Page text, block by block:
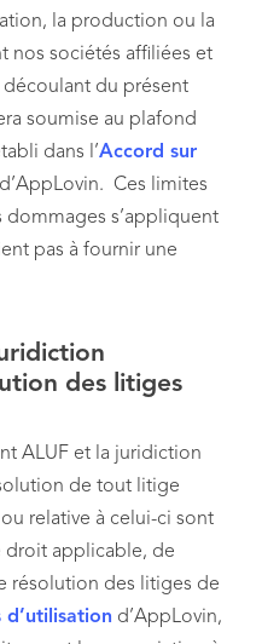
la production ou la
nos sociétés affiliées et
découlant du présent
soumise au plafond
dans l’Accord sur
d’AppLovin. Ces limites
dommages s’appliquent
pas à fournir une
des litiges
ALUF et la juridiction
de tout litige
relative à celui-ci sont
droit applicable, de
résolution des litiges de
d’AppLovin,